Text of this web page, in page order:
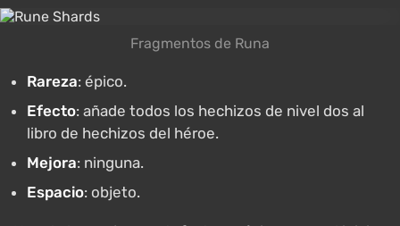
Fragmentos de Runa
Rareza: épico.
Efecto: añade todos los hechizos de nivel dos al
libro de hechizos del héroe.
Mejora: ninguna.
Espacio: objeto.